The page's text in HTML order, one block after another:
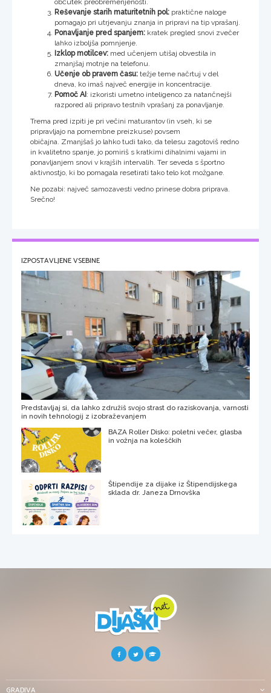
občutek preobremenjenosti.
Reševanje starih maturitetnih pol: praktične naloge
pomagajo pri utrjevanju znanja in pripravi na tip vprašanj.
Ponavljanje pred spanjem: kratek pregled snovi zvečer
lahko izboljša pomnjenje.
Izklop motilcev: med učenjem utišaj obvestila in
zmanjšaj motnje na telefonu.
Učenje ob pravem času: težje teme načrtuj v del
dneva, ko imaš največ energije in koncentracije.
Pomoč AI : izkoristi umetno inteligenco za natančnejši
razpored ali pripravo testnih vprašanj za ponavljanje.
Trema pred izpiti je pri večini maturantov (in vseh, ki se
pripravljajo na pomembne preizkuse) povsem
običajna. Zmanjšaš jo lahko tudi tako, da telesu zagotoviš redno
in kvalitetno spanje, jo pomiriš s kratkimi dihalnimi vajami in
ponavljanjem snovi v krajših intervalih. Ter seveda s športno
aktivnostjo, ki bo pomagala resetirati tako telo kot možgane.
Ne pozabi: največ samozavesti vedno prinese dobra priprava.
Srečno!
IZPOSTAVLJENE VSEBINE
Predstavljaj si, da lahko združiš svojo strast do raziskovanja, varnosti
in novih tehnologij z izobraževanjem
BAZA Roller Disko: poletni večer, glasba
in vožnja na koleščkih
Štipendije za dijake iz Štipendijskega
sklada dr. Janeza Drnovška
GRADIVA